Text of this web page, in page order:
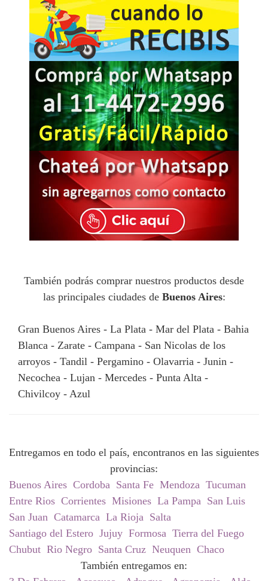
También podrás comprar nuestros productos desde
las principales ciudades de Buenos Aires:
Gran Buenos Aires - La Plata - Mar del Plata - Bahia
Blanca - Zarate - Campana - San Nicolas de los
arroyos - Tandil - Pergamino - Olavarria - Junin -
Necochea - Lujan - Mercedes - Punta Alta -
Chivilcoy - Azul
Entregamos en todo el país, encontranos en las siguientes
provincias:
Buenos Aires Cordoba Santa Fe Mendoza Tucuman
Entre Rios Corrientes Misiones La Pampa San Luis
San Juan Catamarca La Rioja Salta
Santiago del Estero Jujuy Formosa Tierra del Fuego
Chubut Rio Negro Santa Cruz Neuquen Chaco
También entregamos en: